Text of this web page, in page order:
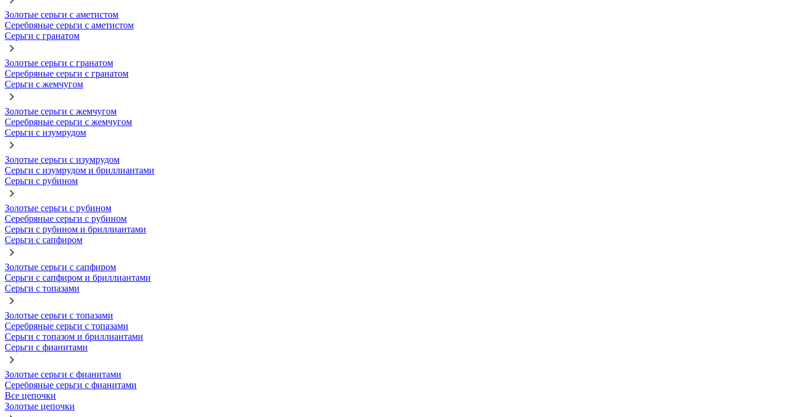
Золотые серьги с аметистом
Серебряные серьги с аметистом
Серьги с гранатом
Золотые серьги с гранатом
Серебряные серьги с гранатом
Серьги с жемчугом
Золотые серьги с жемчугом
Серебряные серьги с жемчугом
Серьги с изумрудом
Золотые серьги с изумрудом
Серьги с изумрудом и бриллиантами
Серьги с рубином
Золотые серьги с рубином
Серебряные серьги с рубином
Серьги с рубином и бриллиантами
Серьги с сапфиром
Золотые серьги с сапфиром
Серьги с сапфиром и бриллиантами
Серьги с топазами
Золотые серьги с топазами
Серебряные серьги с топазами
Серьги с топазом и бриллиантами
Серьги с фианитами
Золотые серьги с фианитами
Серебряные серьги с фианитами
Все цепочки
Золотые цепочки